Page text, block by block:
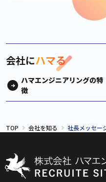
会社にハマる
ハマエンジニアリングの特
徴
TOP 会社を知る 社長メッセー